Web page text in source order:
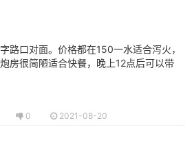
路口对面。价格都在150一水适合泻火，
房很简陋适合快餐，晚上12点后可以带
0 2021-08-20